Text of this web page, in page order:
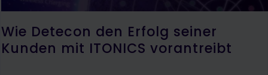
Wie Detecon den Erfolg seiner
Kunden mit ITONICS vorantreibt